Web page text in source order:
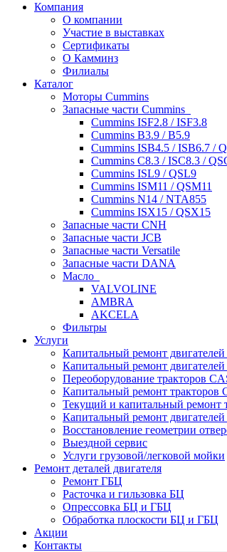
Компания
О компании
Участие в выставках
Сертификаты
О Камминз
Филиалы
Каталог
Моторы Cummins
Запасные части Cummins
Cummins ISF2.8 / ISF3.8
Cummins B3.9 / B5.9
Cummins ISB4.5 / ISB6.7 /
Cummins C8.3 / ISC8.3 /
Cummins ISL9 / QSL9
Cummins ISM11 / QSM11
Cummins N14 / NTA855
Cummins ISX15 / QSX15
Запасные части CNH
Запасные части JCB
Запасные части Versatile
Запасные части DANA
Масло
VALVOLINE
AMBRA
AKCELA
Фильтры
Услуги
Капитальный ремонт
Капитальный ремонт
Переоборудование тракторов
Капитальный ремонт
Текущий и капитальный ремонт
Капитальный ремонт
Восстановление геометрии
Выездной сервис
Услуги грузовой/легковой мойки
Ремонт деталей двигателя
Ремонт ГБЦ
Расточка и гильзовка БЦ
Опрессовка БЦ и ГБЦ
Обработка плоскости БЦ и ГБЦ
Акции
Контакты